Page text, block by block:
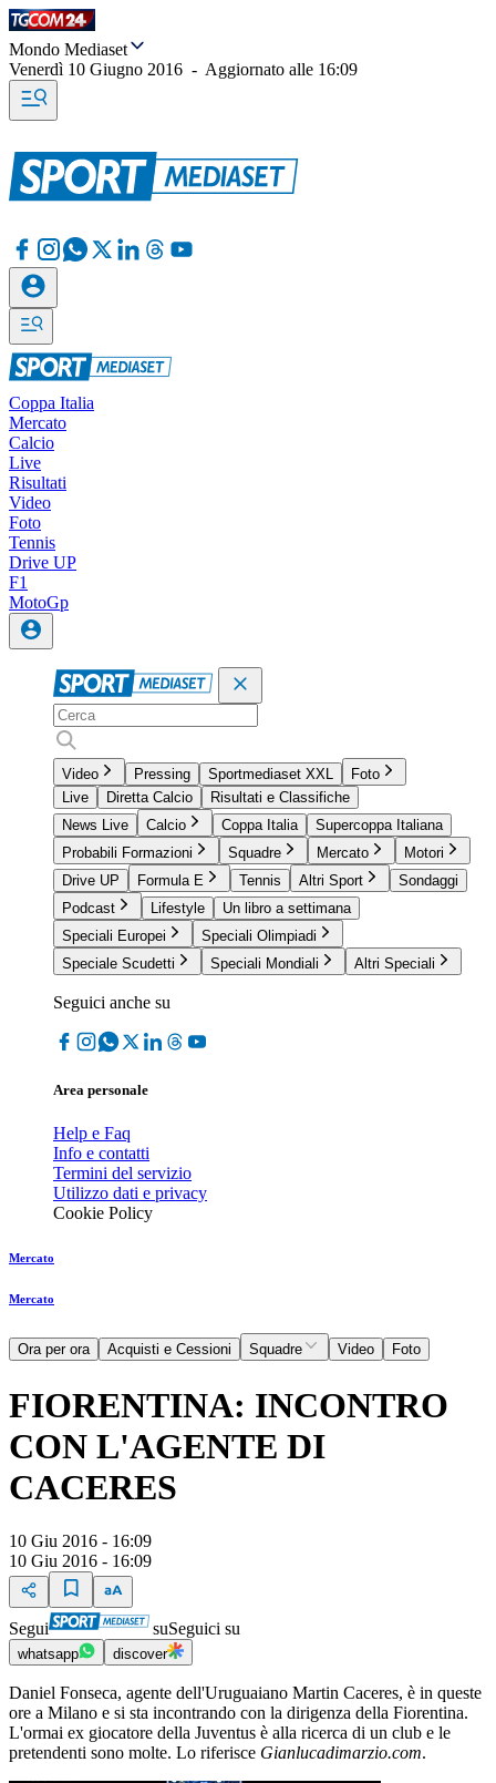
Mondo Mediaset
Venerdì 10 Giugno 2016 - Aggiornato alle 16:09
Coppa Italia
Mercato
Calcio
Live
Risultati
Video
Foto
Tennis
Drive UP
F1
MotoGp
Video Pressing Sportmediaset XXL
Foto
Live
Diretta Calcio
Risultati e Classifiche
News Live
Calcio Coppa Italia
Supercoppa Italiana
Probabili Formazioni
Squadre Mercato
Motori
Drive UP
Formula E Tennis Altri Sport
Sondaggi
Podcast
Lifestyle
Un libro a settimana
Speciali Europei
Speciali Olimpiadi
Speciale Scudetti
Speciali Mondiali Altri Speciali
Seguici anche su
Area personale
Help e Faq
Info e contatti
Termini del servizio
Utilizzo dati e privacy
Cookie Policy
Mercato
Mercato
Ora per ora Acquisti e Cessioni Squadre Video Foto
FIORENTINA: INCONTRO
CON L'AGENTE DI
CACERES
10 Giu 2016 - 16:09
10 Giu 2016 - 16:09
Segui suSeguici su
whatsapp discover
Daniel Fonseca, agente dell'Uruguaiano Martin Caceres, è in queste
ore a Milano e si sta incontrando con la dirigenza della Fiorentina.
L'ormai ex giocatore della Juventus è alla ricerca di un club e le
pretendenti sono molte. Lo riferisce Gianlucadimarzio.com.